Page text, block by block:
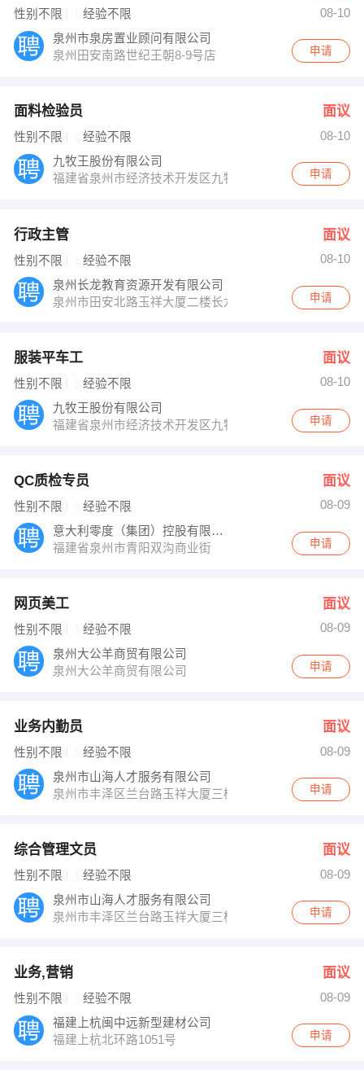
性别不限 经验不限
08-10
泉州市泉房置业顾问有限公司
泉州田安南路世纪王朝8-9号店
申请
面料检验员 面议
性别不限 经验不限
08-10
九牧王股份有限公司
福建省泉州市经济技术开发区九牧王工业园
申请
行政主管 面议
性别不限 经验不限
08-10
泉州长龙教育资源开发有限公司
泉州市田安北路玉祥大厦二楼长龙教育（人才大厦斜对面
申请
服装平车工 面议
性别不限 经验不限
08-10
九牧王股份有限公司
福建省泉州市经济技术开发区九牧王工业园
申请
QC质检专员 面议
性别不限 经验不限
08-09
意大利零度（集团）控股有限公司
福建省泉州市青阳双沟商业街
申请
网页美工 面议
性别不限 经验不限
08-09
泉州大公羊商贸有限公司
泉州大公羊商贸有限公司
申请
业务内勤员 面议
性别不限 经验不限
08-09
泉州市山海人才服务有限公司
泉州市丰泽区兰台路玉祥大厦三楼
申请
综合管理文员 面议
性别不限 经验不限
08-09
泉州市山海人才服务有限公司
泉州市丰泽区兰台路玉祥大厦三楼
申请
业务,营销 面议
性别不限 经验不限
08-09
福建上杭闽中远新型建材公司
福建上杭北环路1051号
申请